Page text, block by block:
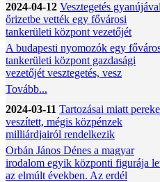
2024-04-12 Vesztegetés gyanújával
őrizetbe vették egy fővárosi
tankerületi központ vezetőjét
A budapesti nyomozók egy
tankerületi központ gazdasági
vezetőjét vesztegetés, vesz
Tovább...
2024-03-11 Tartozásai miatt
veszített, mégis közpénzek
milliárdjairól rendelkezik
Orbán János Dénes a magyar
irodalom egyik központi figurája
az elmúlt években. Az erdél